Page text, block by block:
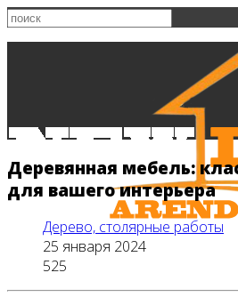
Деревянная мебель:
для вашего интерьера
Дерево, столярные работы
25 января 2024
525